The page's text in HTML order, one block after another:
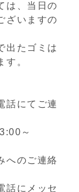
は、当日の
ざいますの
出たゴミは
す。
話にてご連
～
へのご連絡
話にメッセ